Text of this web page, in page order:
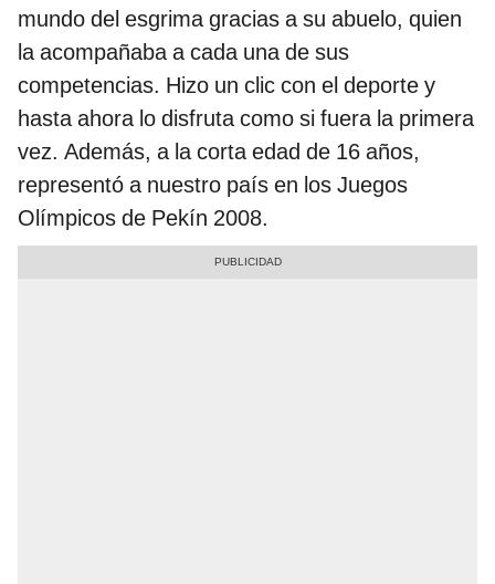
mundo del esgrima gracias a su abuelo, quien
la acompañaba a cada una de sus
competencias. Hizo un clic con el deporte y
hasta ahora lo disfruta como si fuera la primera
vez. Además, a la corta edad de 16 años,
representó a nuestro país en los Juegos
Olímpicos de Pekín 2008.